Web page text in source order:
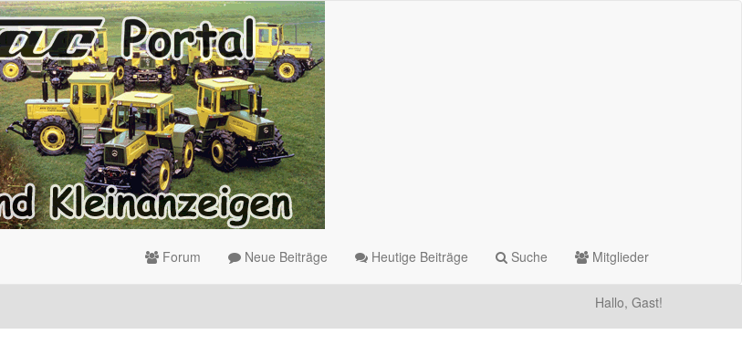
Forum Neue Beiträge Heutige Beiträge Suche Mitglieder
Hallo, Gast!